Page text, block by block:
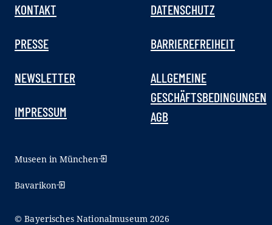
KONTAKT
PRESSE
NEWSLETTER
IMPRESSUM
DATENSCHUTZ
BARRIEREFREIHEIT
ALLGEMEINE
GESCHÄFTSBEDINGUNGEN
AGB
Museen in München
Bavarikon
© Bayerisches Nationalmuseum 2026